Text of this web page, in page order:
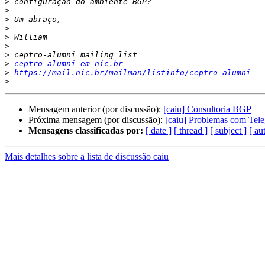
>
>
>
>
>
>
> ceptro-alumni em nic.br
> https://mail.nic.br/mailman/listinfo/ceptro-alumni
>
Mensagem anterior (por discussão): [caiu] Consultoria BGP
Próxima mensagem (por discussão): [caiu] Problemas com
Mensagens classificadas por: [ date ] [ thread ] [ subject ] [
Mais detalhes sobre a lista de discussão caiu